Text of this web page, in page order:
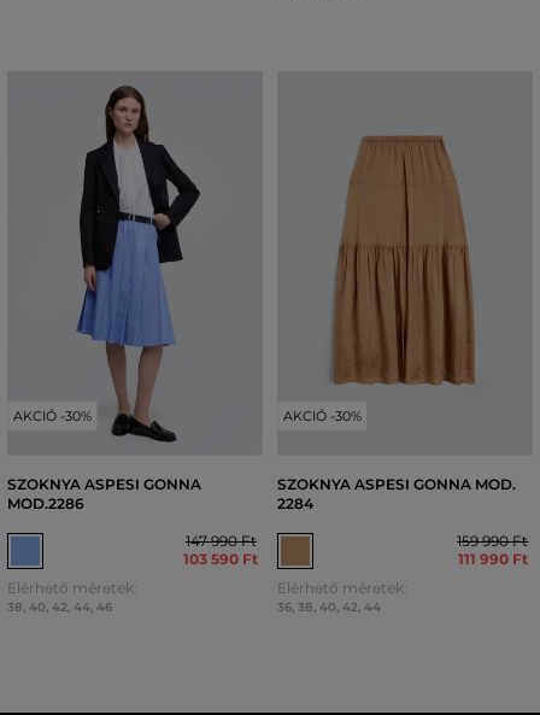
AKCIÓ -30%
SZOKNYA ASPESI GONNA
MOD.2286
147 990 Ft
103 590 Ft
Elérhető méretek:
38, 40, 42, 44, 46
AKCIÓ -30%
SZOKNYA ASPESI GONNA MOD.
2284
159 990 Ft
111 990 Ft
Elérhető méretek:
36, 38, 40, 42, 44